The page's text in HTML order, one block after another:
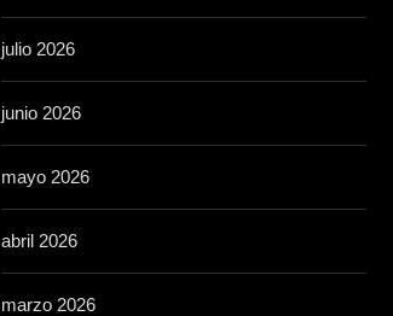
julio 2026
junio 2026
mayo 2026
abril 2026
marzo 2026